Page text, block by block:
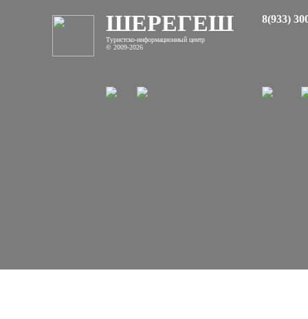
Северной
Америки
ШЕРЕГЕШ
Туристско-информационный центр
© 2009-2026
8(933)